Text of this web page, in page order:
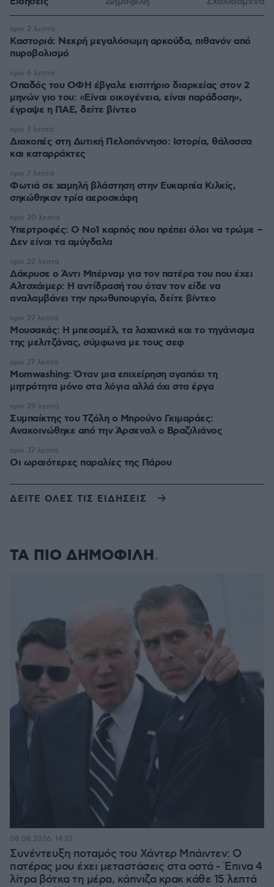
Καστοριά: Νεκρή μεγαλόσωμη αρκούδα, πιθανόν από
πυροβολισμό
πριν 2 λεπτά
Οπαδός του ΟΦΗ έβγαλε εισιτήριο διαρκείας στον 2
μηνών γιο του: «Είναι οικογένεια, είναι παράδοση»,
έγραψε η ΠΑΕ, δείτε βίντεο
πριν 6 λεπτά
Διακοπές στη Δυτική Πελοπόννησο: Ιστορία, θάλασσα
και καταρράκτες
πριν 7 λεπτά
Φωτιά σε χαμηλή βλάστηση στην Ευκαρπία Κιλκίς,
σηκώθηκαν τρία αεροσκάφη
πριν 7 λεπτά
Υπερτροφές: Ο Νο1 καρπός που πρέπει όλοι να τρώμε –
Δεν είναι τα αμύγδαλα
πριν 20 λεπτά
Δάκρυσε ο Άντι Μπέρναμ για τον πατέρα του που έχει
Αλτσχάιμερ: Η αντίδρασή του όταν τον είδε να
αναλαμβάνει την πρωθυπουργία, δείτε βίντεο
πριν 22 λεπτά
Μουσακάς: Η μπεσαμέλ, τα λαχανικά και το τηγάνισμα
της μελιτζάνας, σύμφωνα με τους σεφ
πριν 27 λεπτά
Momwashing: Όταν μια επιχείρηση αγαπάει τη
μητρότητα μόνο στα λόγια αλλά όχι στα έργα
πριν 27 λεπτά
Συμπαίκτης του Τζόλη ο Μπρούνο Γκιμαράες:
Ανακοινώθηκε από την Άρσεναλ ο Βραζιλιάνος
πριν 29 λεπτά
Οι ωραιότερες παραλίες της Πάρου
πριν 37 λεπτά
ΔΕΙΤΕ ΟΛΕΣ ΤΙΣ ΕΙΔΗΣΕΙΣ
ΤΑ ΠΙΟ ΔΗΜΟΦΙΛΗ
Συνέντευξη ποταμός του Χάντερ Μπάιντεν: Ο
πατέρας μου έχει μεταστάσεις στα οστά - Έπινα 4
λίτρα βότκα τη μέρα, κάπνιζα κρακ κάθε 15 λεπτά
08.08.2026, 14:25